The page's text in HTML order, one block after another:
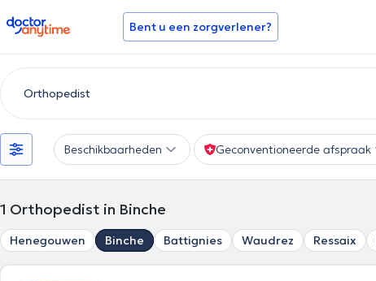
doctoranytime Bent u een zorgverlener?
Beschikbaarheden Geconventioneerde afspraak
1 Orthopedist in Binche
Henegouwen Binche Battignies Waudrez Ressaix